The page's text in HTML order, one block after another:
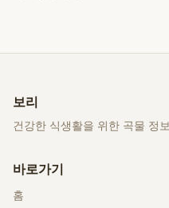
보리
건강한 식생활을 위한 곡물 정
바로가기
홈